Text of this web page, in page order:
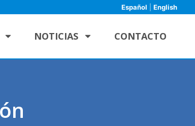
Español English
NOTICIAS CONTACTO